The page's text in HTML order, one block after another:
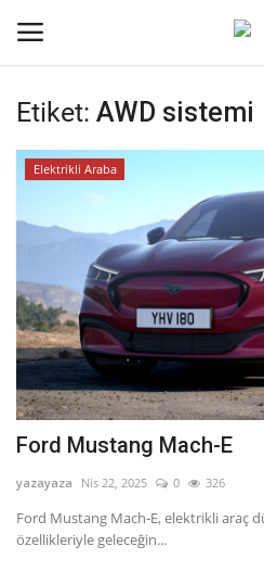
Oturum aç
Ana Sayfa
Kripto Para
İletişim
Genel
Kodlama
Dil
Etiket: AWD sistemi
Elektrikli Araba
Ford Mustang Mach-E
yazayaza Nis 22, 2025 0 326
Ford Mustang Mach-E, elektrikli araç
özellikleriyle geleceğin...